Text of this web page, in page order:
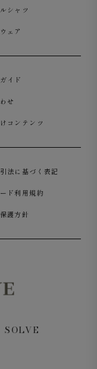
シャツ
ェア
イド
せ
コンテンツ
法に基づく表記
ド利用規約
護方針
SOLVE